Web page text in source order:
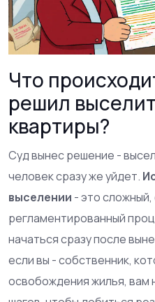
Что
решил
квартиры?
Суд вынес решение -
человек сразу же уйдет.
выселении - это сложный,
регламентированный
начаться сразу после
если вы - собственник,
освобождения жилья, вам